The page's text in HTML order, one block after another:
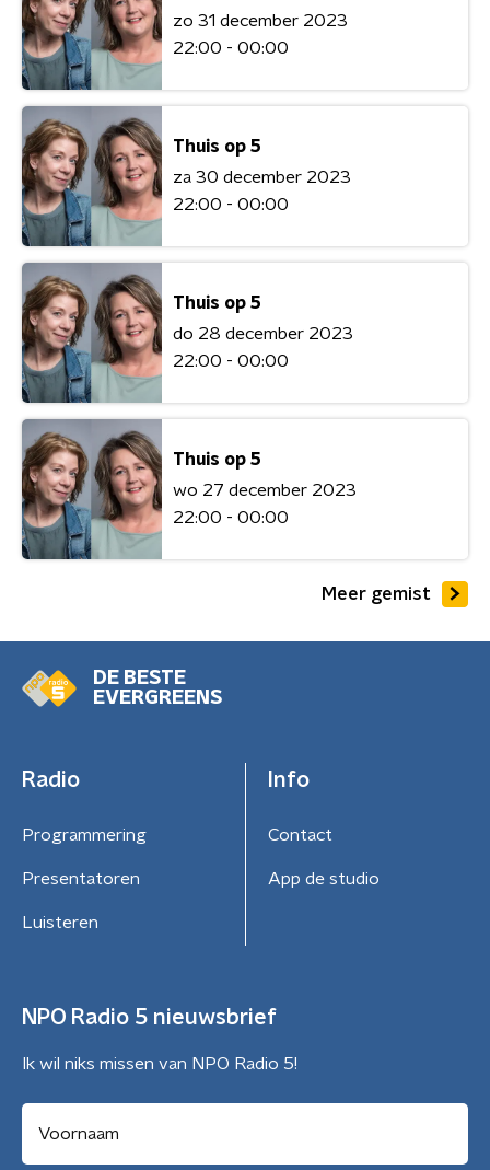
zo 31 december 2023
22:00 - 00:00
Thuis op 5
za 30 december 2023
22:00 - 00:00
Thuis op 5
do 28 december 2023
22:00 - 00:00
Thuis op 5
wo 27 december 2023
22:00 - 00:00
Meer gemist
DE BESTE
EVERGREENS
Radio
Programmering
Presentatoren
Luisteren
Info
Contact
App de studio
NPO Radio 5 nieuwsbrief
Ik wil niks missen van NPO Radio 5!